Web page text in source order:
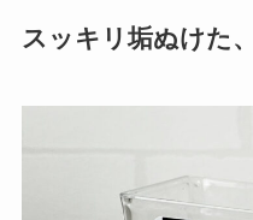
スッキリ垢ぬけた